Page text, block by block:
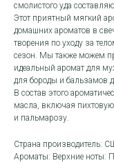
смолистого уда
Этот приятный мягкий
домашних ароматов в
творения по уходу за
сезон. Мы также можем
идеальный аромат для
для бороды и бальзамов
В состав этого
масла, включая
и пальмарозу.
Страна производитель:
Ароматы: Верхние ноты: